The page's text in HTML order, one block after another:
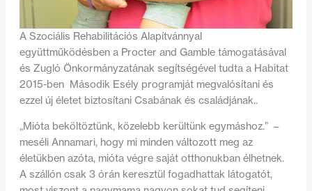
A Szociális Rehabilitációs Alapítvánnyal
együttműködésben a Procter and Gamble támogatásával
és Zugló Önkormányzatának segítségével tudta a Habitat
2015-ben Második Esély programját megvalósítani és
ezzel új életet biztosítani Csabának és családjának..
„Mióta beköltöztünk, közelebb kerültünk egymáshoz.” –
meséli Annamari, hogy mi minden változott meg az
életükben azóta, mióta végre saját otthonukban élhetnek.
A szállón csak 3 órán keresztül fogadhattak látogatót,